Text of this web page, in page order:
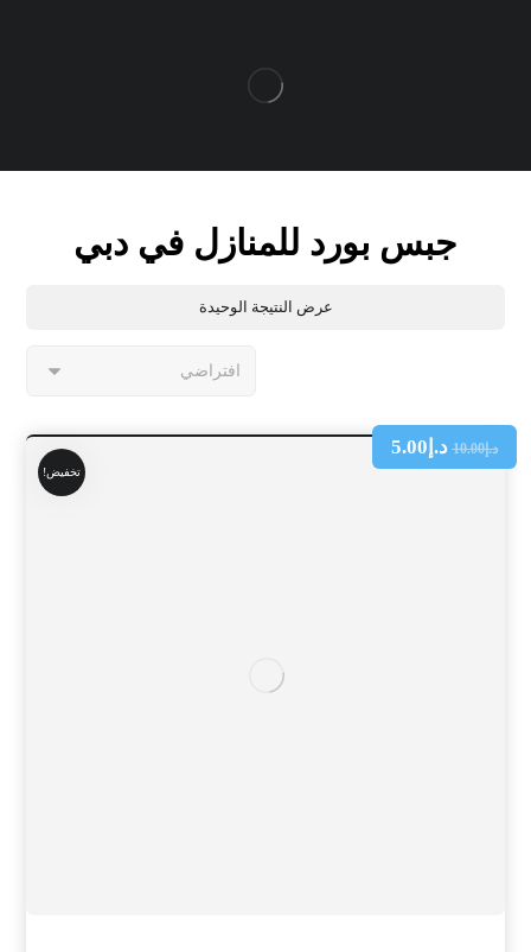
جبس بورد للمنازل في دبي
عرض النتيجة الوحيدة
تخفيض!
د.إ10.00 د.إ 5.00